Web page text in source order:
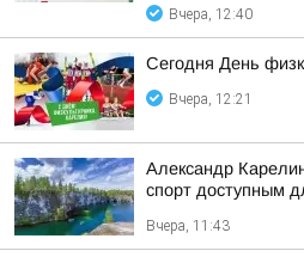
Вчера, 12:40
Сегодня День
Вчера, 12:21
Александр
спорт доступным
Вчера, 11:43